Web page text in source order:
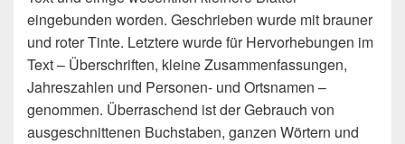
eingebunden worden. Geschrieben wurde mit brauner
und roter Tinte. Letztere wurde für Hervorhebungen im
Text – Überschriften, kleine Zusammenfassungen,
Jahreszahlen und Personen- und Ortsnamen –
genommen. Überraschend ist der Gebrauch von
ausgeschnittenen Buchstaben, ganzen Wörtern und